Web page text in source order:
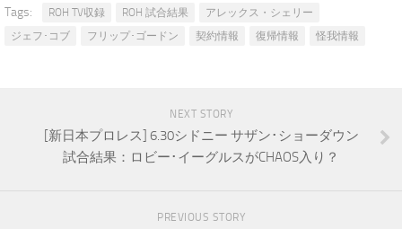
Tags: ROH TV収録 ROH 試合結果
アレックス・シェリー
ジェフ･コブ
フリップ･ゴードン 契約情報 復帰情報 怪我情報
NEXT STORY
[新日本プロレス] 6.30シドニー サザン･ショーダウン
試合結果：ロビー･イーグルスがCHAOS入り？
PREVIOUS STORY